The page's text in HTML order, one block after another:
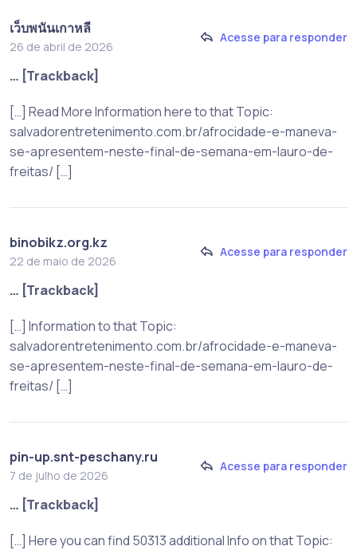
เว็บพนันเกาหลี
26 de abril de 2026
Acesse para responder
… [Trackback]
[…] Read More Information here to that Topic:
salvadorentretenimento.com.br/afrocidade-e-maneva-
se-apresentem-neste-final-de-semana-em-lauro-de-
freitas/ […]
binobikz.org.kz
22 de maio de 2026
Acesse para responder
… [Trackback]
[…] Information to that Topic:
salvadorentretenimento.com.br/afrocidade-e-maneva-
se-apresentem-neste-final-de-semana-em-lauro-de-
freitas/ […]
pin-up.snt-peschany.ru
7 de julho de 2026
Acesse para responder
… [Trackback]
[…] Here you can find 50313 additional Info on that Topic: